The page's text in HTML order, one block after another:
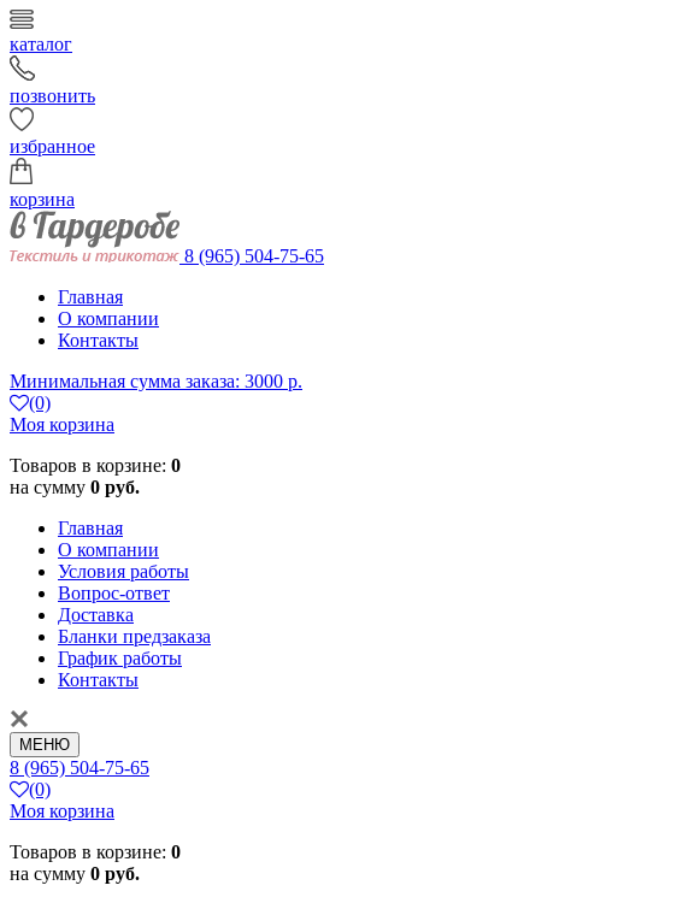
каталог
позвонить
избранное
корзина
8 (965) 504-75-65
Главная
О компании
Контакты
Минимальная сумма заказа: 3000 р.
(0)
Моя корзина
Товаров в корзине: 0
на сумму 0 руб.
Главная
О компании
Условия работы
Вопрос-ответ
Доставка
Бланки предзаказа
График работы
Контакты
МЕНЮ
8 (965) 504-75-65
(0)
Моя корзина
Товаров в корзине: 0
на сумму 0 руб.